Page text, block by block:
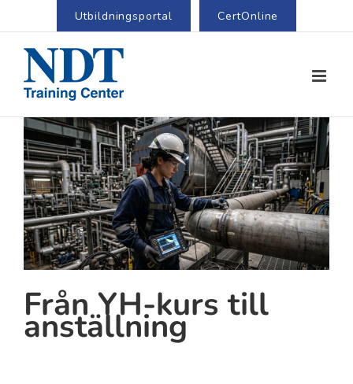
Utbildningsportal CertOnline
View
Larger
Image
Från YH-kurs till
anställning